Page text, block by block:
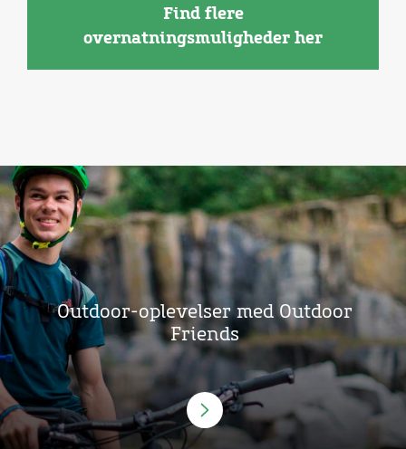
Find flere
overnatningsmuligheder her
Outdoor-oplevelser med Outdoor
Friends